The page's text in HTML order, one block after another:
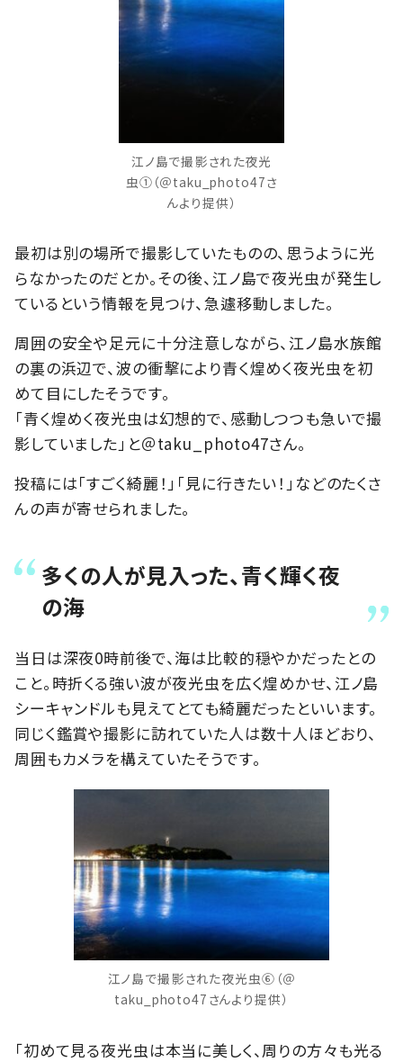
江ノ島で撮影された夜光
虫①（＠taku_photo47さ
んより提供）
最初は別の場所で撮影していたものの、思うように光
らなかったのだとか。その後、江ノ島で夜光虫が発生し
ているという情報を見つけ、急遽移動しました。
周囲の安全や足元に十分注意しながら、江ノ島水族館
の裏の浜辺で、波の衝撃により青く煌めく夜光虫を初
めて目にしたそうです。
「青く煌めく夜光虫は幻想的で、感動しつつも急いで撮
影していました」と＠taku_photo47さん。
投稿には「すごく綺麗！」「見に行きたい！」などのたくさ
んの声が寄せられました。
多くの人が見入った、青く輝く夜
の海
当日は深夜0時前後で、海は比較的穏やかだったとの
こと。時折くる強い波が夜光虫を広く煌めかせ、江ノ島
シーキャンドルも見えてとても綺麗だったといいます。
同じく鑑賞や撮影に訪れていた人は数十人ほどおり、
周囲もカメラを構えていたそうです。
江ノ島で撮影された夜光虫⑥（＠
taku_photo47さんより提供）
「初めて見る夜光虫は本当に美しく、周りの方々も光る